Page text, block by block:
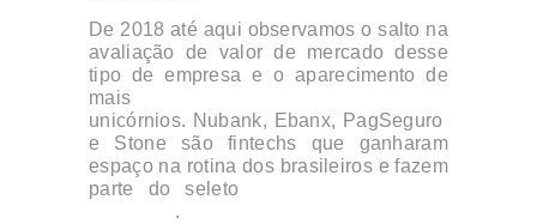
De 2018 até aqui observamos o salto na
avaliação de valor de mercado desse
tipo de empresa e o aparecimento de
mais
unicórnios. Nubank, Ebanx, PagSeguro
e Stone são fintechs que ganharam
espaço na rotina dos brasileiros e fazem
parte do seleto
.